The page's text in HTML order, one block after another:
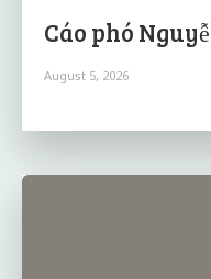
Cáo phó
August 5, 2026